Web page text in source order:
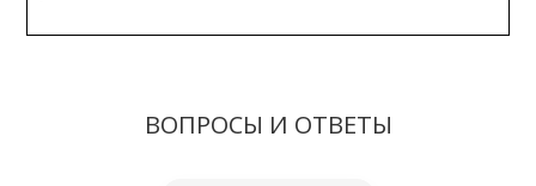
ВОПРОСЫ И ОТВЕТЫ